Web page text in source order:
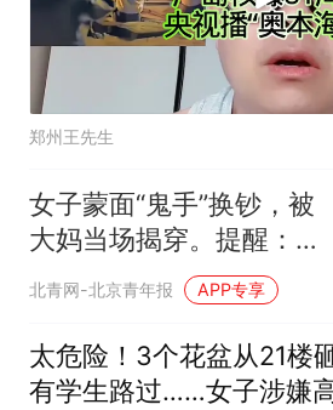
郑州王先生
女子蒙面“鬼手”换钞，被
大妈当场揭穿。提醒：发
现假币应立即报警。（央
北青网-北京青年报 APP专享
太危险！3个花盆从21楼
有学生路过……女子涉嫌